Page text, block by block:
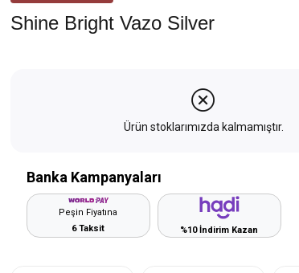
Shine Bright Vazo Silver
Ürün stoklarımızda kalmamıştır.
Banka Kampanyaları
Peşin Fiyatına
6 Taksit
%10 İndirim Kazan